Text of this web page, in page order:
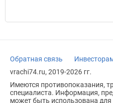
Обратная связь
vrachi74.ru, 2019-2026 гг.
Имеются противопоказания,
специалиста. Информация,
может быть использована для